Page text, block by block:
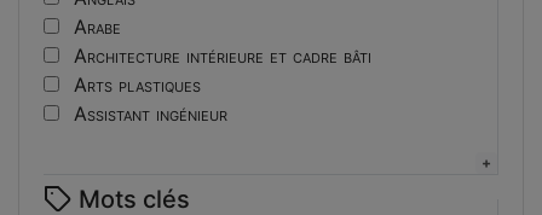
Arabe
Architecture intérieure et cadre bâti
Arts plastiques
Assistant ingénieur
Boulangerie
Mots clés